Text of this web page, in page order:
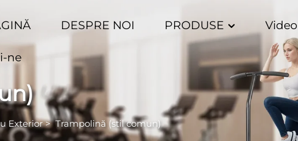
DESPRE NOI PRODUSE Video
ne
Exterior>Trampolină (stil comun)